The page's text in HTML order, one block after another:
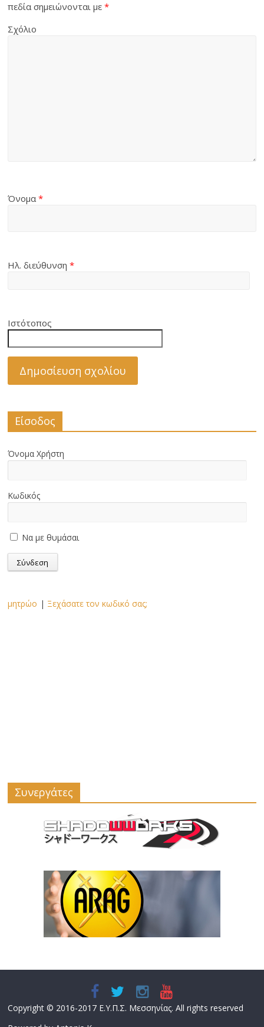
πεδία σημειώνονται με*
Σχόλιο
Όνομα*
Ηλ. διεύθυνση*
Ιστότοπος
Είσοδος
Όνομα Χρήστη
Κωδικός
Να με θυμάσαι
μητρώο | Ξεχάσατε τον κωδικό σας;
Συνεργάτες
Copyright © 2016-2017 Ε.Υ.Π.Σ. Μεσσηνίας. All rights reserved